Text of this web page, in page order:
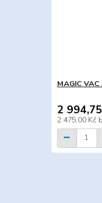
MAGIC
2
2 475,00 Kč